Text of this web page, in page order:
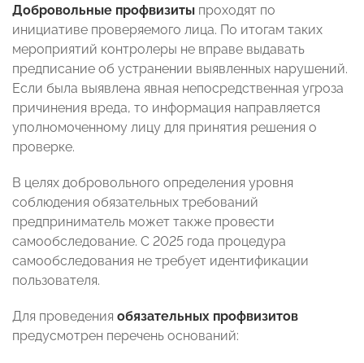
Добровольные профвизиты проходят по
инициативе проверяемого лица. По итогам таких
мероприятий контролеры не вправе выдавать
предписание об устранении выявленных нарушений.
Если была выявлена явная непосредственная угроза
причинения вреда, то информация направляется
уполномоченному лицу для принятия решения о
проверке.
В целях добровольного определения уровня
соблюдения обязательных требований
предприниматель может также провести
самообследование. С 2025 года процедура
самообследования не требует идентификации
пользователя.
Для проведения обязательных профвизитов
предусмотрен перечень оснований: